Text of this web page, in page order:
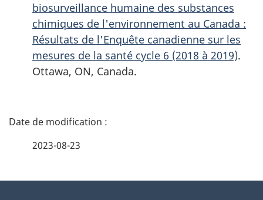
biosurveillance humaine des substances
chimiques de l'environnement au Canada :
Résultats de l'Enquête canadienne sur les
mesures de la santé cycle 6 (2018 à 2019).
Ottawa, ON, Canada.
D
2023-08-23